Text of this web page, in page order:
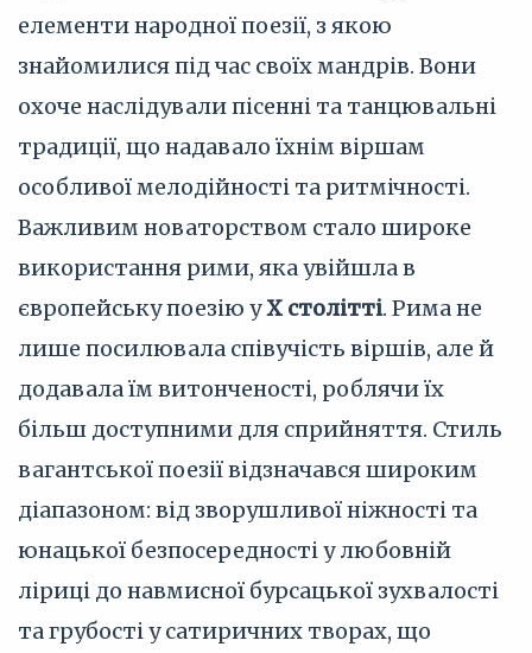
елементи народної поезії, з якою
знайомилися під час своїх мандрів. Вони
охоче наслідували пісенні та танцювальні
традиції, що надавало їхнім віршам
особливої мелодійності та ритмічності.
Важливим новаторством стало широке
використання рими, яка увійшла в
європейську поезію уX столітті. Рима не
лише посилювала співучість віршів, але й
додавала їм витонченості, роблячи їх
більш доступними для сприйняття. Стиль
вагантської поезії відзначався широким
діапазоном: від зворушливої ніжності та
юнацької безпосередності у любовній
ліриці до навмисної бурсацької зухвалості
та грубості у сатиричних творах, що